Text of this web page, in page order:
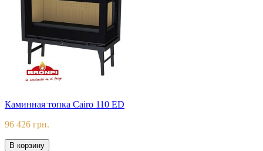
Каминная топка Cairo 110 ED
96 426 грн.
В корзину